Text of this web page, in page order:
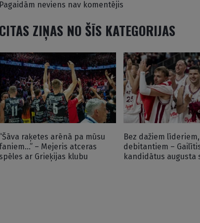
Pagaidām neviens nav komentējis
CITAS ZIŅAS NO ŠĪS KATEGORIJAS
“Šāva raķetes arēnā pa mūsu
– Mejeris atceras
spēles ar Grieķijas klubu
Bez dažiem
debitantiem –
kandidātus augusta